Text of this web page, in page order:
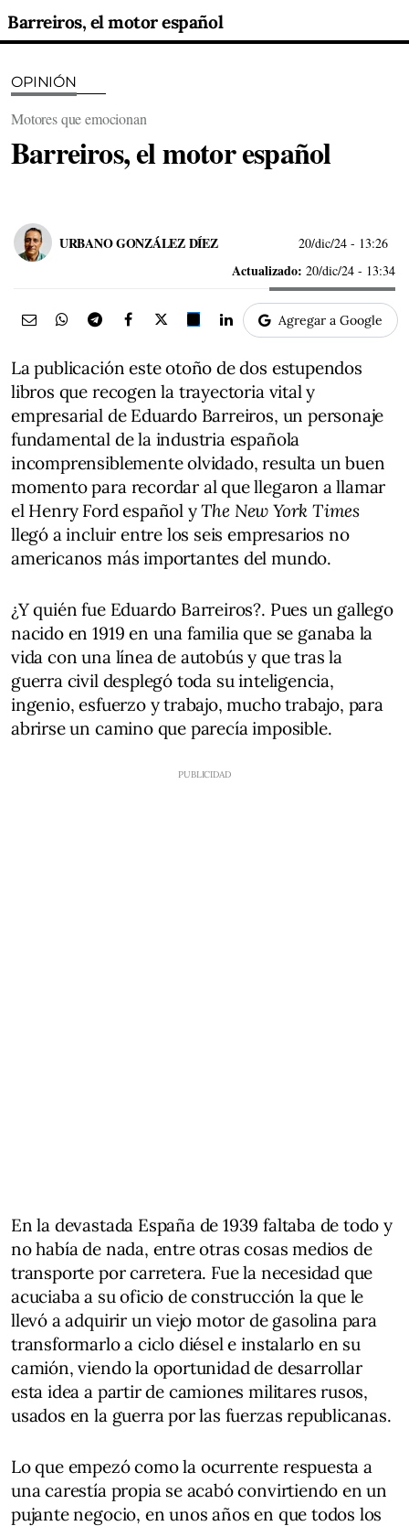
Barreiros, el motor español
OPINIÓN
Motores que emocionan
Barreiros, el motor español
URBANO GONZÁLEZ DÍEZ 20/dic/24 - 13:26
Actualizado: 20/dic/24 - 13:34
Agregar a Google
La publicación este otoño de dos estupendos
libros que recogen la trayectoria vital y
empresarial de Eduardo Barreiros, un personaje
fundamental de la industria española
incomprensiblemente olvidado, resulta un buen
momento para recordar al que llegaron a llamar
el Henry Ford español yThe New York Times
llegó a incluir entre los seis empresarios no
americanos más importantes del mundo.
¿Y quién fue Eduardo Barreiros?. Pues un gallego
nacido en 1919 en una familia que se ganaba la
vida con una línea de autobús y que tras la
guerra civil desplegó toda su inteligencia,
ingenio, esfuerzo y trabajo, mucho trabajo, para
abrirse un camino que parecía imposible.
En la devastada España de 1939 faltaba de todo y
no había de nada, entre otras cosas medios de
transporte por carretera. Fue la necesidad que
acuciaba a su oficio de construcción la que le
llevó a adquirir un viejo motor de gasolina para
transformarlo a ciclo diésel e instalarlo en su
camión, viendo la oportunidad de desarrollar
esta idea a partir de camiones militares rusos,
usados en la guerra por las fuerzas republicanas.
Lo que empezó como la ocurrente respuesta a
una carestía propia se acabó convirtiendo en un
pujante negocio, en unos años en que todos los